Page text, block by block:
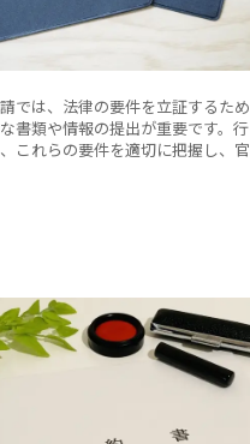
では、法律の要件を立証するため
書類や情報の提出が重要です。行
これらの要件を適切に把握し、官